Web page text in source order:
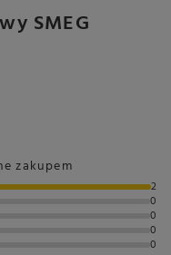
mm
SMEG
zakupem
2
0
0
0
0